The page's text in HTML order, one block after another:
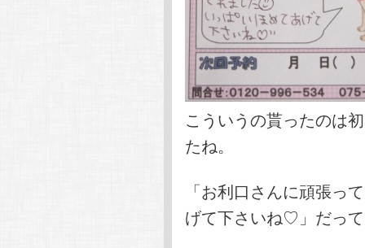
こういうの貰ったのは
たね。
「お利口さんに頑張っ
げて下さいね♡」だっ